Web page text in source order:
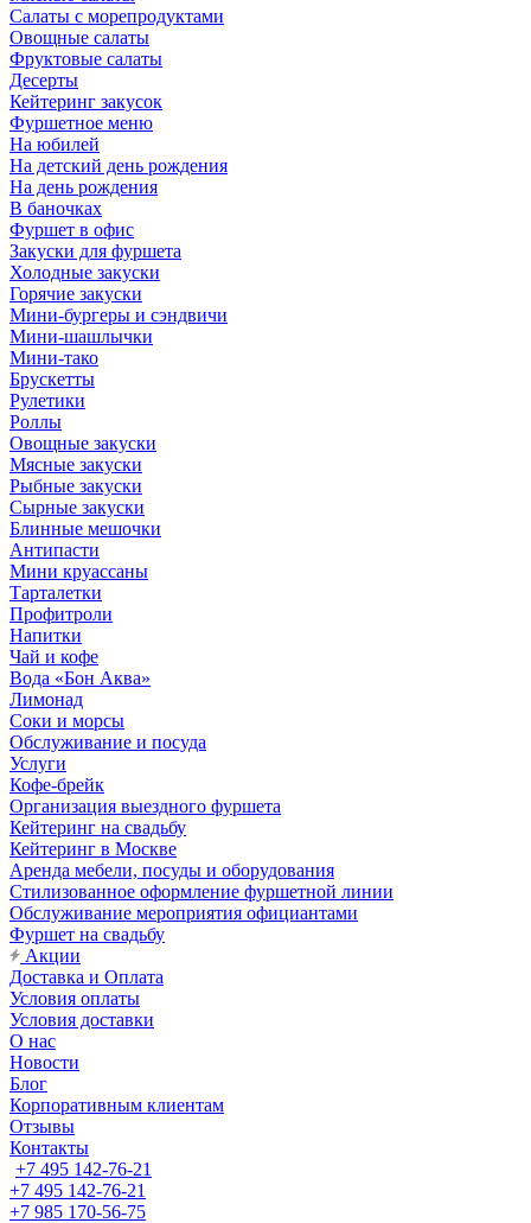
Салаты с морепродуктами
Овощные салаты
Фруктовые салаты
Десерты
Кейтеринг закусок
Фуршетное меню
На юбилей
На детский день рождения
На день рождения
В баночках
Фуршет в офис
Закуски для фуршета
Холодные закуски
Горячие закуски
Мини-бургеры и сэндвичи
Мини-шашлычки
Мини-тако
Брускетты
Рулетики
Роллы
Овощные закуски
Мясные закуски
Рыбные закуски
Сырные закуски
Блинные мешочки
Антипасти
Мини круассаны
Тарталетки
Профитроли
Напитки
Чай и кофе
Вода «Бон Аква»
Лимонад
Соки и морсы
Обслуживание и посуда
Услуги
Кофе-брейк
Организация выездного фуршета
Кейтеринг на свадьбу
Кейтеринг в Москве
Аренда мебели, посуды и оборудования
Стилизованное оформление фуршетной линии
Обслуживание мероприятия официантами
Фуршет на свадьбу
Акции
Доставка и Оплата
Условия оплаты
Условия доставки
О нас
Новости
Блог
Корпоративным клиентам
Отзывы
Контакты
+7 495 142-76-21
+7 495 142-76-21
+7 985 170-56-75